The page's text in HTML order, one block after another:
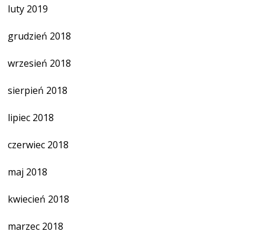
luty 2019
grudzień 2018
wrzesień 2018
sierpień 2018
lipiec 2018
czerwiec 2018
maj 2018
kwiecień 2018
marzec 2018